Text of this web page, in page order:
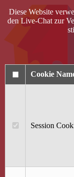
40
Diese Website
den Live-Chat zur
Cookie
Session